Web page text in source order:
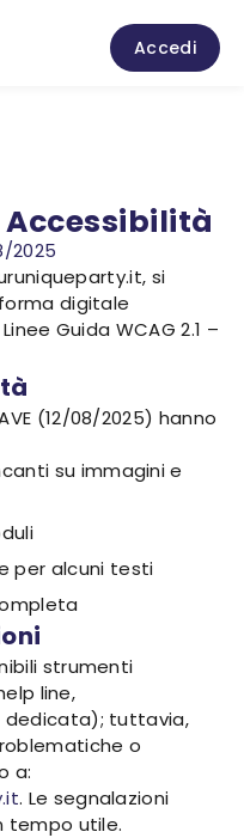
Accedi
2025
si
digitale
Guida WCAG 2.1 –
(12/08/2025) hanno
su immagini e
per alcuni testi
strumenti
line,
dedicata); tuttavia,
o
a:
. Le segnalazioni
tempo utile.